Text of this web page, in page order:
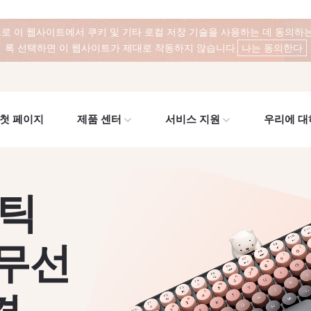
이 웹사이트에서 쿠키 및 기타 로컬 저장 기술을 사용하는 데 동의
록 선택하면 이 웹사이트가 제대로 작동하지 않습니다. 나는 동의한다
첫 페이지 제품 센터 서비스 지원 우리에
선